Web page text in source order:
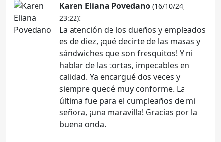
Karen Eliana Povedano (16/10/24,
23:22):
La atención de los dueños y empleados
es de diez, ¡qué decirte de las masas y
sándwiches que son fresquitos! Y ni
hablar de las tortas, impecables en
calidad. Ya encargué dos veces y
siempre quedé muy conforme. La
última fue para el cumpleaños de mi
señora, ¡una maravilla! Gracias por la
buena onda.